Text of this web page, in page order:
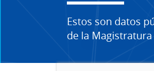
Estos son datos
de la